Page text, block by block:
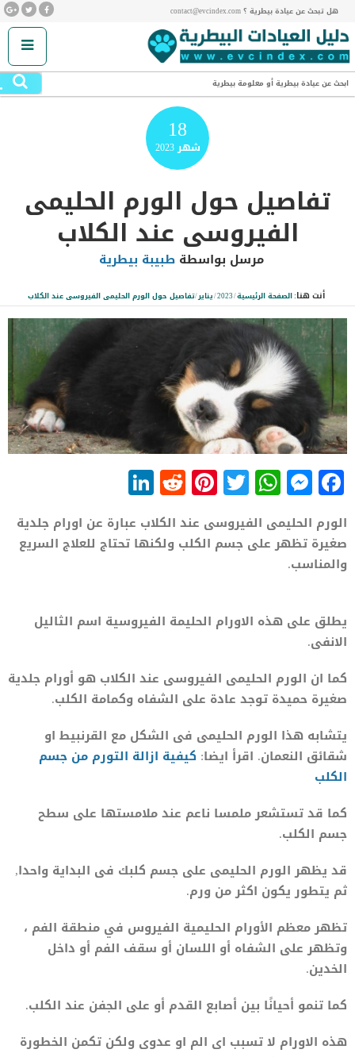
هل تبحث عن عيادة بيطرية ؟ contact@evcindex.com
ابحث عن عيادة بيطرية أو معلومة بيطرية
18
شهر2023
تفاصيل حول الورم الحليمى
الفيروسى عند الكلاب
مرسل بواسطة طبيبة بيطرية
أنت هنا:الصفحة الرئيسية/
2023
/يناير/تفاصيل حول الورم الحليمى الفيروسى عند الكلاب
Facebook
Messenger
WhatsApp
Twitter
Pinterest
Reddit
الورم الحليمى الفيروسى عند الكلاب عبارة عن اورام جلدية
صغيرة تظهر على جسم الكلب ولكنها تحتاج للعلاج السريع
والمناسب.
يطلق على هذه الاورام الحليمة الفيروسية اسم الثاليل
الانفى.
كما ان الورم الحليمى الفيروسى عند الكلاب هو أورام جلدية
صغيرة حميدة توجد عادة على الشفاه وكمامة الكلب.
يتشابه هذا الورم الحليمى فى الشكل مع القرنبيط او
شقائق النعمان. اقرأ ايضا: كيفية ازالة التورم من جسم
الكلب
كما قد تستشعر ملمسا ناعم عند ملامستها على سطح
جسم الكلب.
قد يظهر الورم الحليمى على جسم كلبك فى البداية واحدا,
ثم يتطور يكون اكثر من ورم.
تظهر معظم الأورام الحليمية الفيروس في منطقة الفم ،
وتظهر على الشفاه أو اللسان أو سقف الفم أو داخل
الخدين.
كما تنمو أحيانًا بين أصابع القدم أو على الجفن عند الكلب.
هذه الاورام لا تسبب اى الم او عدوى ولكن تكمن الخطورة